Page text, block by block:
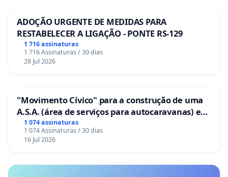
ADOÇÃO URGENTE DE MEDIDAS PARA
RESTABELECER A LIGAÇÃO - PONTE RS-129
1 716 assinaturas
1 716 Assinaturas / 30 dias
28 Jul 2026
"Movimento Cívico" para a construção de uma
A.S.A. (área de serviços para autocaravanas) em
Coimbra
1 074 assinaturas
1 074 Assinaturas / 30 dias
16 Jul 2026